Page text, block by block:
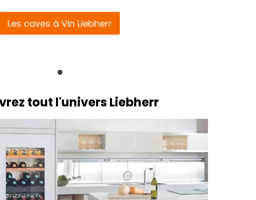
Les caves à Vin Liebherr
tout l'univers Liebherr